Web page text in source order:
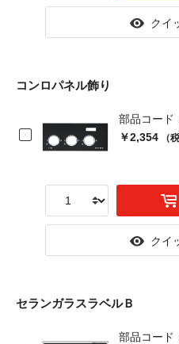
クイ
コンロパネル飾り
部品コード
￥2,354 （
クイ
セランガラスラベルＢ
部品コード